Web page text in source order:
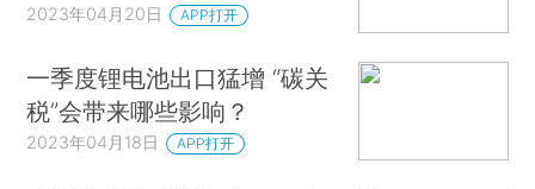
2023年04月20日 APP打开
一季度锂电池出口猛增 “碳关
税”会带来哪些影响？
2023年04月18日 APP打开